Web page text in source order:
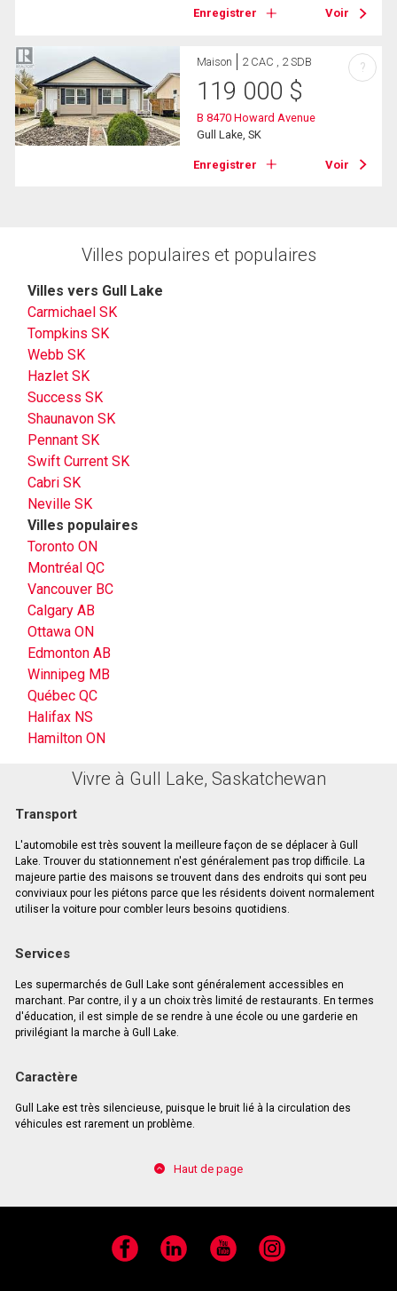
Enregistrer Voir
Maison 2 CAC , 2 SDB
119 000 $
B 8470 Howard Avenue
Gull Lake, SK
Enregistrer Voir
?
Villes populaires et populaires
Villes vers Gull Lake
Carmichael SK
Tompkins SK
Webb SK
Hazlet SK
Success SK
Shaunavon SK
Pennant SK
Swift Current SK
Cabri SK
Neville SK
Villes populaires
Toronto ON
Montréal QC
Vancouver BC
Calgary AB
Ottawa ON
Edmonton AB
Winnipeg MB
Québec QC
Halifax NS
Hamilton ON
Vivre à Gull Lake, Saskatchewan
Transport
L'automobile est très souvent la meilleure façon de se déplacer à Gull
Lake. Trouver du stationnement n'est généralement pas trop difficile. La
majeure partie des maisons se trouvent dans des endroits qui sont peu
conviviaux pour les piétons parce que les résidents doivent normalement
utiliser la voiture pour combler leurs besoins quotidiens.
Services
Les supermarchés de Gull Lake sont généralement accessibles en
marchant. Par contre, il y a un choix très limité de restaurants. En termes
d'éducation, il est simple de se rendre à une école ou une garderie en
privilégiant la marche à Gull Lake.
Caractère
Gull Lake est très silencieuse, puisque le bruit lié à la circulation des
véhicules est rarement un problème.
Haut de page
Facebook LinkedIn YouTube Instagram